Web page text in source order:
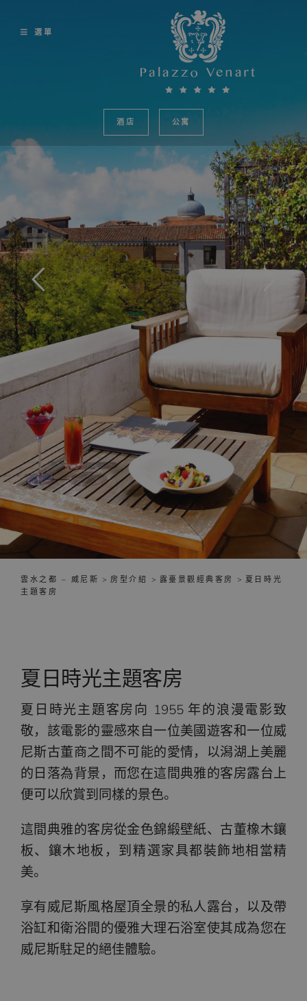
選單
酒店 公寓
雲水之都 – 威尼斯 > 房型介紹 > 露臺景觀經典客房 > 夏日時光
主題客房
夏日時光主題客房
夏日時光主題客房向 1955 年的浪漫電影致
敬，該電影的靈感來自一位美國遊客和一位威
尼斯古董商之間不可能的愛情，以潟湖上美麗
的日落為背景，而您在這間典雅的客房露台上
便可以欣賞到同樣的景色。
這間典雅的客房從金色錦緞壁紙、古董橡木鑲
板、鑲木地板，到精選家具都裝飾地相當精
美。
享有威尼斯風格屋頂全景的私人露台，以及帶
浴缸和衛浴間的優雅大理石浴室使其成為您在
威尼斯駐足的絕佳體驗。